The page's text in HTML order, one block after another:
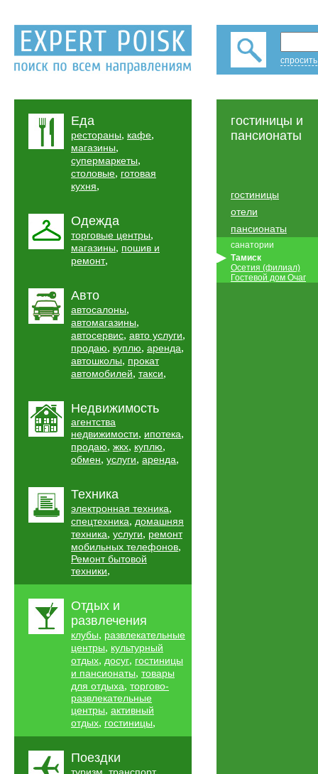
Еда
рестораны, кафе,
магазины,
супермаркеты,
столовые, готовая
кухня,
Одежда
торговые центры,
магазины, пошив и
ремонт,
Авто
автосалоны,
автомагазины,
автосервис, авто услуги,
продаю, куплю, аренда,
автошколы, прокат
автомобилей, такси,
Недвижимость
агентства
недвижимости, ипотека,
продаю, жкх, куплю,
обмен, услуги, аренда,
Техника
электронная техника,
спецтехника, домашняя
техника, услуги, ремонт
мобильных телефонов,
Ремонт бытовой
техники,
Отдых и
развлечения
клубы, развлекательные
центры, культурный
отдых, досуг, гостиницы
и пансионаты, товары
для отдыха, торгово-
развлекательные
центры, активный
отдых, гостиницы,
Поездки
, ,
гостиницы и
пансионаты
гостиницы
отели
пансионаты
санатории
Тамиск
Осетия (филиал)
Гостевой дом Очаг